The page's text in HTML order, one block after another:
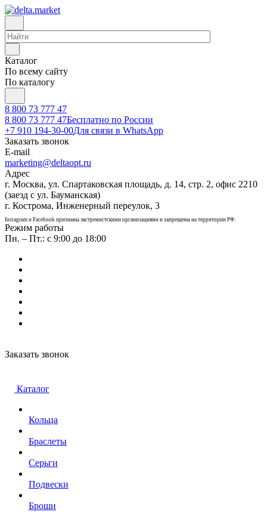
Каталог
По всему сайту
По каталогу
8 800 73 777 47
8 800 73 777 47Бесплатно по России
+7 910 194-30-00Для связи в WhatsApp
Заказать звонок
E-mail
marketing@deltaopt.ru
Адрес
г. Москва, ул. Спартаковская площадь, д. 14, стр. 2, офис 2210
(заезд с ул. Бауманская)
г. Кострома, Инженерный переулок, 3
Instagram и Facebook признаны экстремистскими организациями и запрещены на территории РФ.
Режим работы
Пн. – Пт.: с 9:00 до 18:00
Заказать звонок
Каталог
Кольца
Браслеты
Серьги
Подвески
Броши